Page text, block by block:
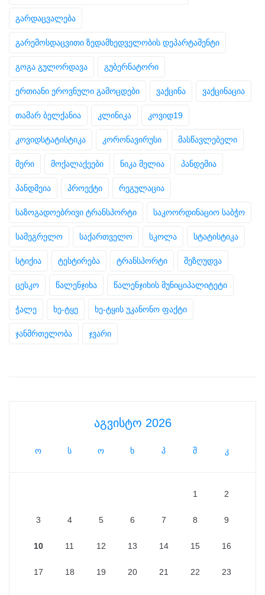
გარდაცვალება
გარემოსდაცვითი ზედამხედველობის დეპარტამენტი
გოგა გულორდავა გუბერნატორი
ერთიანი ეროვნული გამოცდები ვაქცინა ვაქცინაცია
თამარ ბელქანია კლინიკა კოვიდ19
კოვიდსტატისტიკა კორონავირუსი მასწავლებელი
მერი მოქალაქეები ნიკა მელია პანდემია
პანდმეია პროექტი რეგულაცია
საზოგადოებრივი ტრანსპორტი საკოორდინაციო საბჭო
სამეგრელო საქართველო სკოლა სტატისტიკა
სტიქია ტესტირება ტრანსპორტი შეზღუდვა
ცესკო წალენჯიხა წალენჯიხის მუნიციპალიტეტი
ჭალე ხე-ტყე ხე-ტყის უკანონო ფაქტი
ჯანმრთელობა ჯვარი
აგვისტო 2026
ო ს ო ხ პ შ კ
1 2
3 4 5 6 7 8 9
10 11 12 13 14 15 16
17 18 19 20 21 22 23